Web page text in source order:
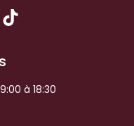
à 18:30